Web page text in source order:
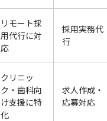
リモート採
用代行に対
応
採用実務代
行
クリニッ
ク・歯科向
け支援に特
化
求人作成・
応募対応